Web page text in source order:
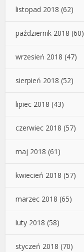
listopad 2018 (62)
październik 2018 (60)
wrzesień 2018 (47)
sierpień 2018 (52)
lipiec 2018 (43)
czerwiec 2018 (57)
maj 2018 (61)
kwiecień 2018 (57)
marzec 2018 (65)
luty 2018 (58)
styczeń 2018 (70)